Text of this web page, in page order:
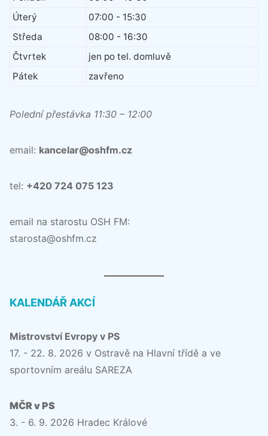
Úterý
07:00 - 15:30
Středa
08:00 - 16:30
Čtvrtek
jen po tel. domluvě
Pátek
zavřeno
Polední přestávka 11:30 – 12:00
email: kancelar@oshfm.cz
tel: +420 724 075 123
email na starostu OSH FM:
starosta@oshfm.cz
KALENDÁŘ AKCÍ
Mistrovství Evropy v PS
17. - 22. 8. 2026 v Ostravě na Hlavní třídě a ve
sportovním areálu SAREZA
MČR v PS
3. - 6. 9. 2026 Hradec Králové